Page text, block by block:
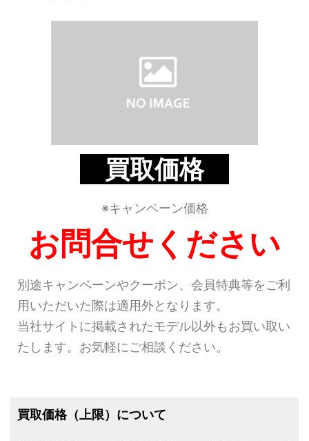
買取価格
※キャンペーン価格
お問合せください
別途キャンペーンやクーポン、会員特典等をご利
用いただいた際は適用外となります。
当社サイトに掲載されたモデル以外もお買い取い
たします。お気軽にご相談ください。
買取価格（上限）について